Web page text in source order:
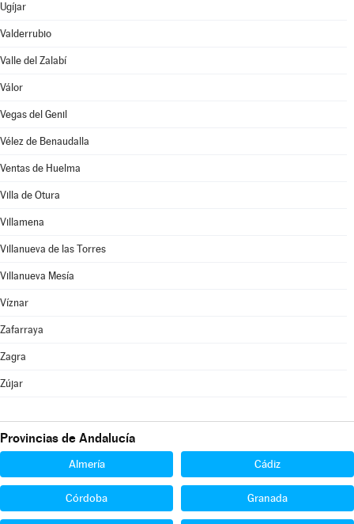
Ugíjar
Valderrubio
Valle del Zalabí
Válor
Vegas del Genil
Vélez de Benaudalla
Ventas de Huelma
Villa de Otura
Villamena
Villanueva de las Torres
Villanueva Mesía
Víznar
Zafarraya
Zagra
Zújar
Provincias de Andalucía
Almería Cádiz
Córdoba Granada